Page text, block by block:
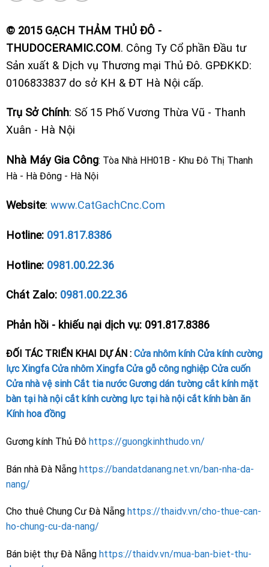
© 2015 GẠCH THẢM THỦ ĐÔ -
THUDOCERAMIC.COM. Công Ty Cổ phần Đầu tư
Sản xuất & Dịch vụ Thương mại Thủ Đô. GPĐKKD:
0106833837 do sở KH & ĐT Hà Nội cấp.
Trụ Sở Chính: Số 15 Phố Vương Thừa Vũ - Thanh
Xuân - Hà Nội
Nhà Máy Gia Công: Tòa Nhà HH01B - Khu Đô Thị Thanh
Hà - Hà Đông - Hà Nội
Website: www.CatGachCnc.Com
Hotline: 091.817.8386
Hotline: 0981.00.22.36
Chát Zalo: 0981.00.22.36
Phản hồi - khiếu nại dịch vụ: 091.817.8386
ĐỐI TÁC TRIỂN KHAI DỰ ÁN : Cửa nhôm kính Cửa kính cường
lực Xingfa Cửa nhôm Xingfa Cửa gỗ công nghiệp Cửa cuốn
Cửa nhà vệ sinh Cắt tia nước Gương dán tường cắt kính mặt
bàn tại hà nội cắt kính cường lực tại hà nội cắt kính bàn ăn
Kính hoa đồng
Gương kính Thủ Đô https://guongkinhthudo.vn/
Bán nhà Đà Nẵng https://bandatdanang.net.vn/ban-nha-da-
nang/
Cho thuê Chung Cư Đà Nẵng https://thaidv.vn/cho-thue-can-
ho-chung-cu-da-nang/
Bán biệt thự Đà Nẵng https://thaidv.vn/mua-ban-biet-thu-